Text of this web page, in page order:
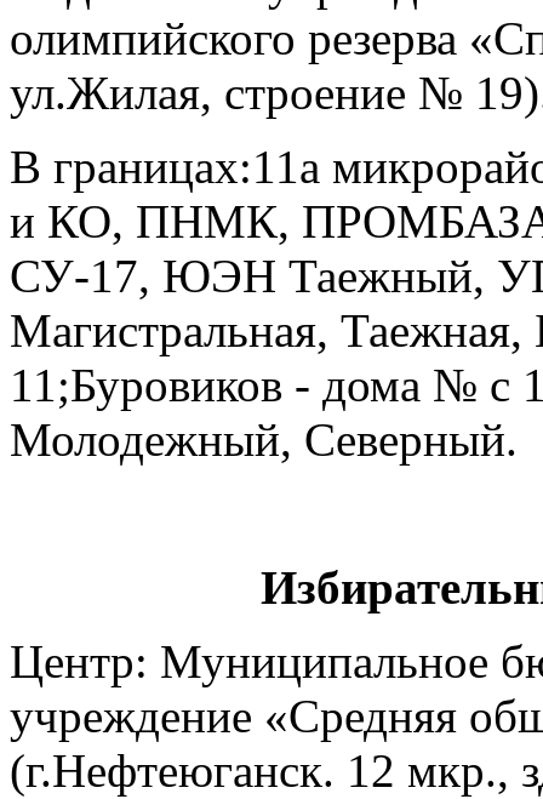
олимпийского резерва
ул.Жилая, строение №
В границах:11а
и КО, ПНМК,
СУ-17, ЮЭН Таежный,
Магистральная,
11;Буровиков - дома № с
Молодежный, Северный.
Центр: Муниципальное
учреждение «Средняя
(г.Нефтеюганск. 12 мкр.,